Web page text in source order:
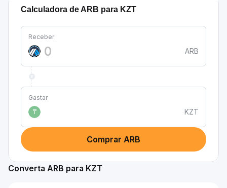
Calculadora de ARB para KZT
Receber
ARB
Gastar
₸
KZT
Comprar ARB
Converta ARB para KZT